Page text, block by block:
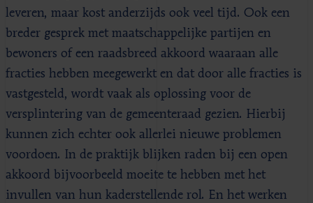
leveren, maar kost anderzijds ook veel tijd. Ook een
breder gesprek met maatschappelijke partijen en
bewoners of een raadsbreed akkoord waaraan alle
fracties hebben meegewerkt en dat door alle fracties is
vastgesteld, wordt vaak als oplossing voor de
versplintering van de gemeenteraad gezien. Hierbij
kunnen zich echter ook allerlei nieuwe problemen
voordoen. In de praktijk blijken raden bij een open
akkoord bijvoorbeeld moeite te hebben met het
invullen van hun kaderstellende rol. En het werken